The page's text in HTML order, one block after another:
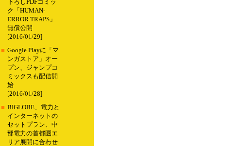
下ろしPDFコミッ
ク「HUMAN-
ERROR TRAPS」
無償公開
[2016/01/29]
■ Google Playに「マ
ンガストア」オー
プン、ジャンプコ
ミックスも配信開
始
[2016/01/28]
■ BIGLOBE、電力と
インターネットの
セットプラン、中
部電力の首都圏エ
リア展開に合わせ